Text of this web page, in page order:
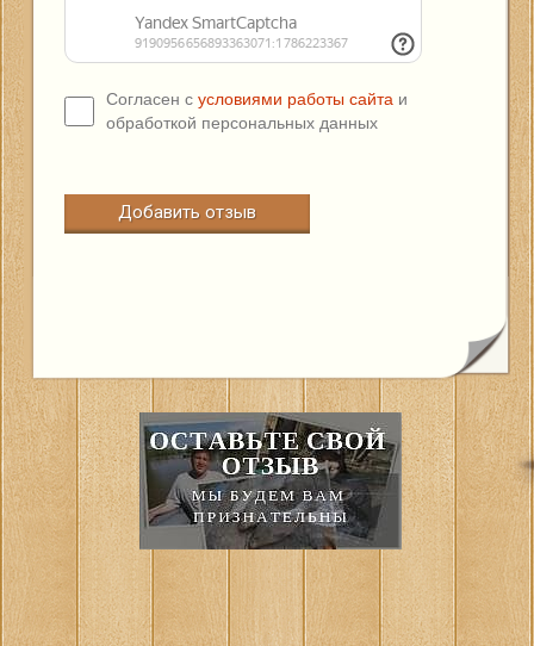
Согласен с условиями работы сайта и
обработкой персональных данных